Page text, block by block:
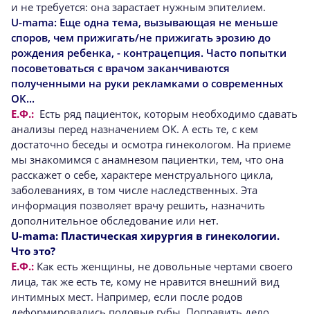
и не требуется: она зарастает нужным эпителием.
U-mama: Еще одна тема, вызывающая не меньше
споров, чем прижигать/не прижигать эрозию до
рождения ребенка, - контрацепция. Часто попытки
посоветоваться с врачом заканчиваются
полученными на руки рекламками о современных
ОК...
Е.Ф.: Есть ряд пациенток, которым необходимо сдавать
анализы перед назначением ОК. А есть те, с кем
достаточно беседы и осмотра гинекологом. На приеме
мы знакомимся с анамнезом пациентки, тем, что она
расскажет о себе, характере менструального цикла,
заболеваниях, в том числе наследственных. Эта
информация позволяет врачу решить, назначить
дополнительное обследование или нет.
U-mama: Пластическая хирургия в гинекологии.
Что это?
Е.Ф.: Как есть женщины, не довольные чертами своего
лица, так же есть те, кому не нравится внешний вид
интимных мест. Например, если после родов